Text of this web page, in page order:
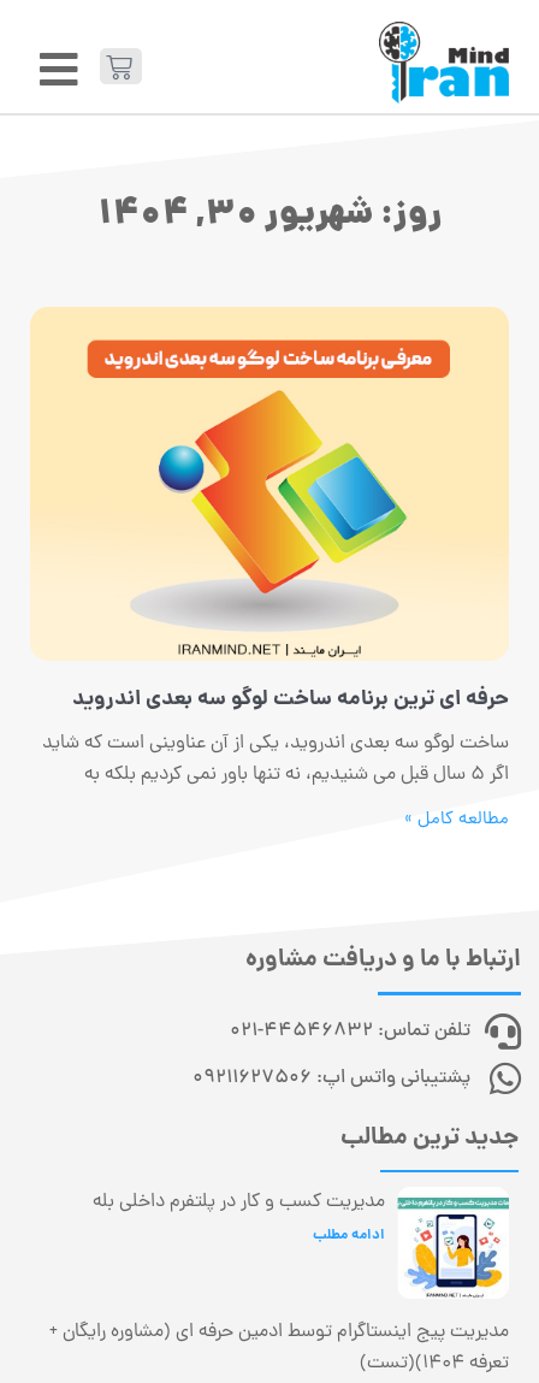
روز: شهریور 30, 1404
حرفه ای ترین برنامه ساخت لوگو سه بعدی اندروید
ساخت لوگو سه بعدی اندروید، یکی از آن عناوینی است که شاید
اگر 5 سال قبل می شنیدیم، نه تنها باور نمی کردیم بلکه به
مطالعه کامل »
ارتباط با ما و دریافت مشاوره
تلفن تماس: 44546832-021
پشتیبانی واتس اپ: 09211627506
جدید ترین مطالب
مدیریت کسب و کار در پلتفرم داخلی بله
ادامه مطلب
مدیریت پیج اینستاگرام توسط ادمین حرفه ای (مشاوره رایگان +
تعرفه 1404)(تست)